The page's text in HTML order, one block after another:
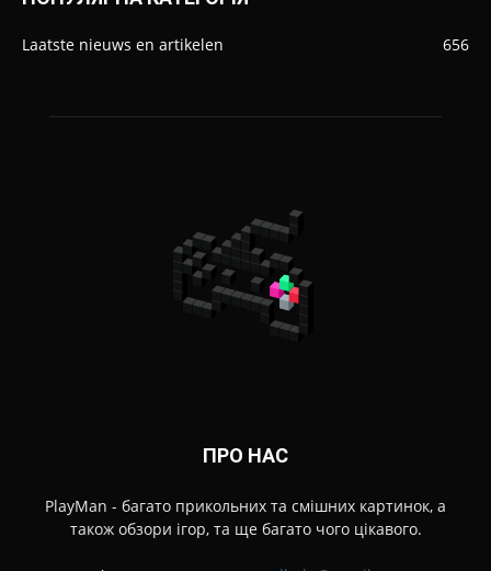
Laatste nieuws en artikelen 656
ПРО НАС
PlayMan - багато прикольних та смішних картинок, а
також обзори ігор, та ще багато чого цікавого.